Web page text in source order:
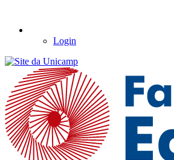
Login